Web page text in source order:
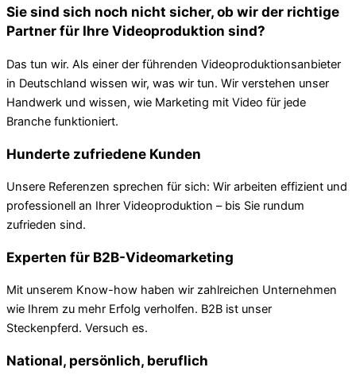
Sie sind sich noch nicht sicher, ob wir der richtige
Partner für Ihre Videoproduktion sind?
Das tun wir. Als einer der führenden Videoproduktionsanbieter
in Deutschland wissen wir, was wir tun. Wir verstehen unser
Handwerk und wissen, wie Marketing mit Video für jede
Branche funktioniert.
Hunderte zufriedene Kunden
Unsere Referenzen sprechen für sich: Wir arbeiten effizient und
professionell an Ihrer Videoproduktion – bis Sie rundum
zufrieden sind.
Experten für B2B-Videomarketing
Mit unserem Know-how haben wir zahlreichen Unternehmen
wie Ihrem zu mehr Erfolg verholfen. B2B ist unser
Steckenpferd. Versuch es.
National, persönlich, beruflich